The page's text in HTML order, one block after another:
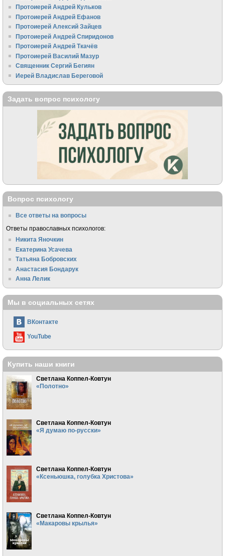
Протоиерей Андрей Кульков
Протоиерей Андрей Ефанов
Протоиерей Алексий Зайцев
Протоиерей Андрей Спиридонов
Протоиерей Андрей Ткачёв
Протоиерей Василий Мазур
Священник Сергий Бегиян
Иерей Владислав Береговой
Задать вопрос психологу
Вопрос психологу
Все ответы на вопросы
Ответы православных психологов:
Никита Яночкин
Екатерина Усачева
Татьяна Бобровских
Анастасия Бондарук
Анна Лелик
Мы в социальных сетях
ВКонтакте
YouTube
Купить наши книги
Светлана Коппел-Ковтун
«Полотно»
Светлана Коппел-Ковтун
«Я думаю по-русски»
Светлана Коппел-Ковтун
«Ксеньюшка, голубка Христова»
Светлана Коппел-Ковтун
«Макаровы крылья»